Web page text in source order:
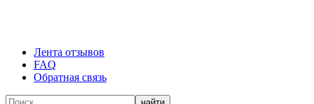
Лента отзывов
FAQ
Обратная связь